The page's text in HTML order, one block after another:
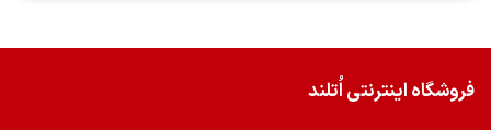
فروشگاه اینترنتی اُتلند